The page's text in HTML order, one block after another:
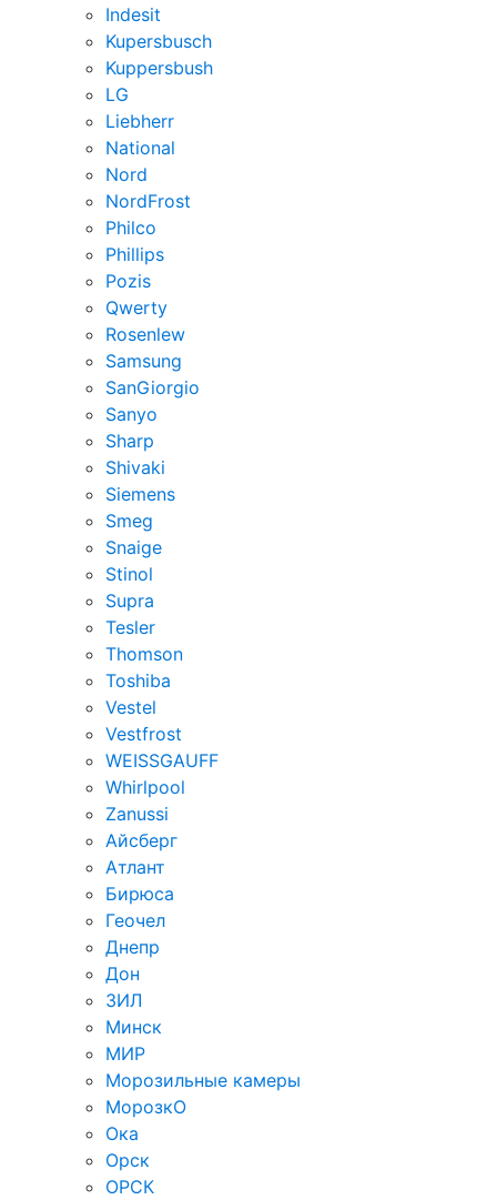
Indesit
Kupersbusch
Kuppersbush
LG
Liebherr
National
Nord
NordFrost
Philco
Phillips
Pozis
Qwerty
Rosenlew
Samsung
SanGiorgio
Sanyo
Sharp
Shivaki
Siemens
Smeg
Snaige
Stinol
Supra
Tesler
Thomson
Toshiba
Vestel
Vestfrost
WEISSGAUFF
Whirlpool
Zanussi
Айсберг
Атлант
Бирюса
Геочел
Днепр
Дон
ЗИЛ
Минск
МИР
Морозильные камеры
МорозкО
Ока
Орск
ОРСК